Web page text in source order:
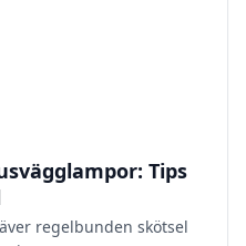
Tips
regelbunden skötsel